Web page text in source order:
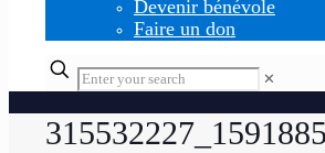
Devenir bénévole
Faire un don
✕